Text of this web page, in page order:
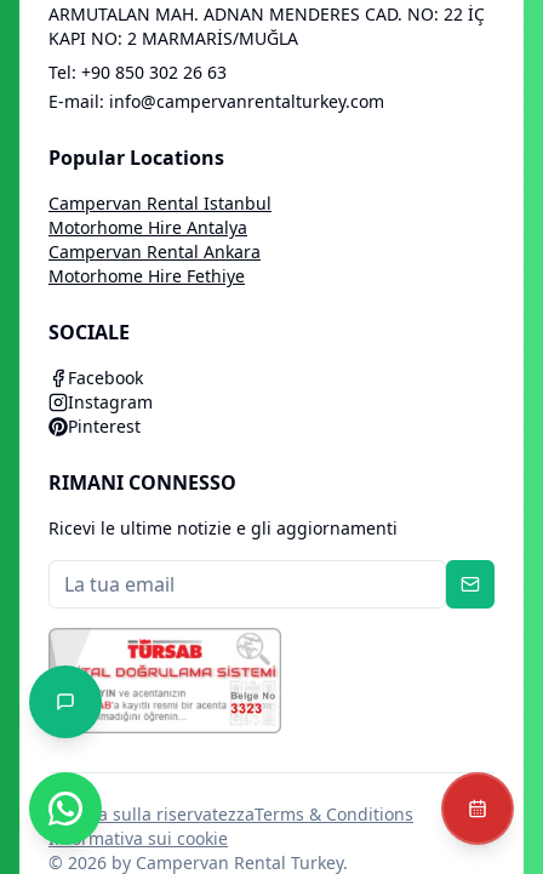
ARMUTALAN MAH. ADNAN MENDERES CAD. NO: 22 İÇ
KAPI NO: 2 MARMARİS/MUĞLA
Tel: +90 850 302 26 63
E-mail: info@campervanrentalturkey.com
Popular Locations
Campervan Rental Istanbul
Motorhome Hire Antalya
Campervan Rental Ankara
Motorhome Hire Fethiye
SOCIALE
Facebook
Instagram
Pinterest
RIMANI CONNESSO
Ricevi le ultime notizie e gli aggiornamenti
politica sulla riservatezzaTerms & Conditions
Informativa sui cookie
© 2026 by Campervan Rental Turkey.